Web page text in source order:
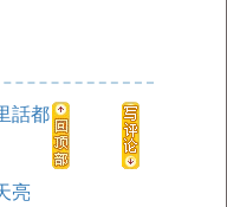
話都
亮